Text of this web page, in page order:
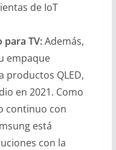
de IoT
para TV:Además,
empaque
productos QLED,
en 2021. Como
continuo con
está
con la